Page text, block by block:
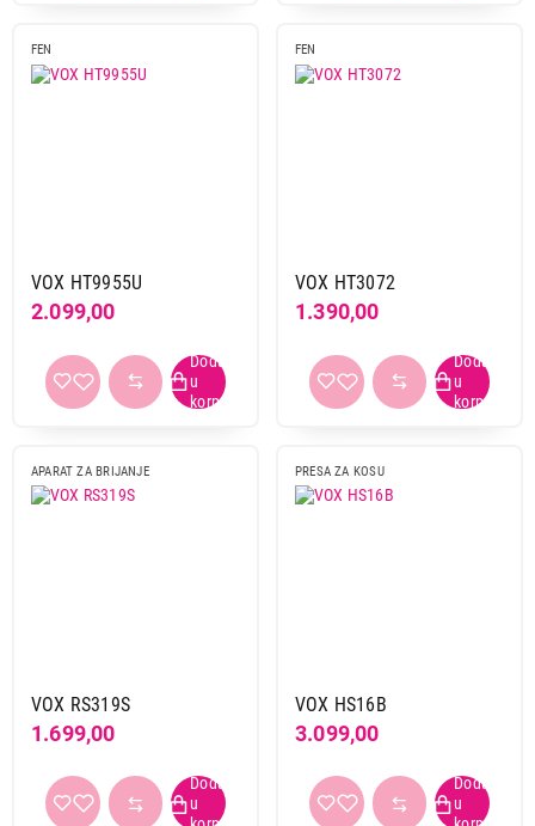
FEN
VOX HT9955U
2.099,00
FEN
VOX HT3072
1.390,00
APARAT ZA BRIJANJE
VOX RS319S
1.699,00
PRESA ZA KOSU
VOX HS16B
3.099,00
VOX HT-3064 ljubicasti